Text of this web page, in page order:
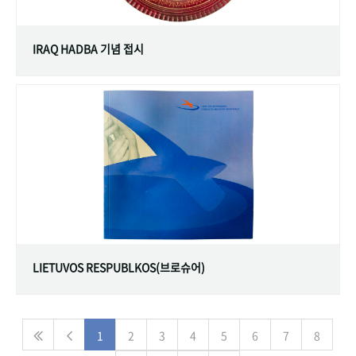
IRAQ HADBA 기념 접시
LIETUVOS RESPUBLKOS(브로슈어)
1 2 3 4 5 6 7 8